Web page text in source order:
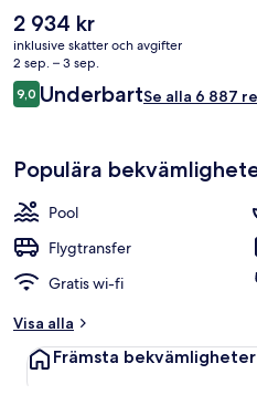
djupmassage, hydroterapi och
Rosa specialiserar sig på
restauranger och 3 barer/lounger.
erbjuder även gäster tillgång till en
och en bar vid poolen. Poolen och
brukar uppskattas av våra
Det
nuvarande
priset
är
2 934 kr
2 934 kr
inklusive skatter och avgifter
2 sep. – 3 sep.
Recensioner
9,09,0 av 10,
UnderbartSe alla 6 887
Populära
Pool
Flygtransfer
Gratis wi-fi
Visa alla
Främsta bekvämligheter